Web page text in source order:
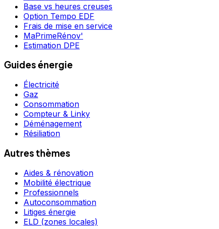
Base vs heures creuses
Option Tempo EDF
Frais de mise en service
MaPrimeRénov'
Estimation DPE
Guides énergie
Électricité
Gaz
Consommation
Compteur & Linky
Déménagement
Résiliation
Autres thèmes
Aides & rénovation
Mobilité électrique
Professionnels
Autoconsommation
Litiges énergie
ELD (zones locales)